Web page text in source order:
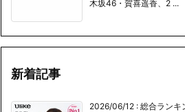
木坂46・賀喜遥香、2 ...
新着記事
2026/06/12 : 総合ランキ